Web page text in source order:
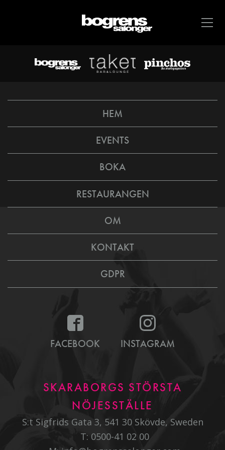
HEM
EVENTS
BOKA
RESTAURANGEN
OM
KONTAKT
GDPR
FACEBOOK INSTAGRAM
SKARABORGS STÖRSTA
NÖJESSTÄLLE
S:t Sigfrids Gata 3, 541 30 Skövde, Sweden
T: 0500-41 02 00